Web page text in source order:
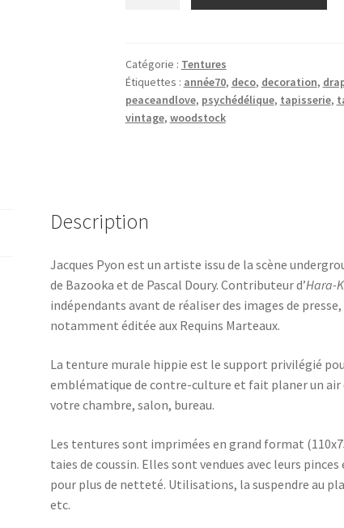
Pyon,
2016,
France
-
la
Catégorie : Tentures
Étiquettes : année70, deco, decoration,
peaceandlove, psychédélique, tapisserie,
vintage, woodstock
Description
Jacques Pyon est un artiste issu de la scène
de Bazooka et de Pascal Doury. Contributeur d’Hara-
indépendants avant de réaliser des images de
notamment éditée aux Requins Marteaux.
La tenture murale hippie est le support privilégié
emblématique de contre-culture et fait planer un air
votre chambre, salon, bureau.
Les tentures sont imprimées en grand format
taies de coussin. Elles sont vendues avec leurs
pour plus de netteté. Utilisations, la suspendre au
etc.